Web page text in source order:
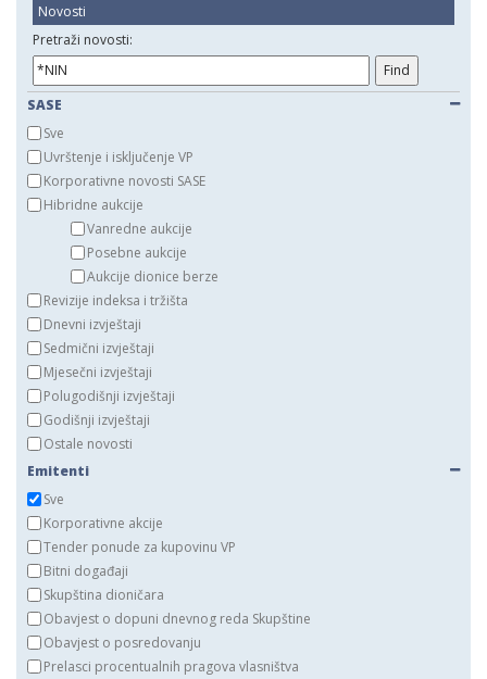
Novosti
Pretraži novosti:
SASE
Sve
Uvrštenje i isključenje VP
Korporativne novosti SASE
Hibridne aukcije
Vanredne aukcije
Posebne aukcije
Aukcije dionice berze
Revizije indeksa i tržišta
Dnevni izvještaji
Sedmični izvještaji
Mjesečni izvještaji
Polugodišnji izvještaji
Godišnji izvještaji
Ostale novosti
Emitenti
Sve
Korporativne akcije
Tender ponude za kupovinu VP
Bitni događaji
Skupština dioničara
Obavjest o dopuni dnevnog reda Skupštine
Obavjest o posredovanju
Prelasci procentualnih pragova vlasništva